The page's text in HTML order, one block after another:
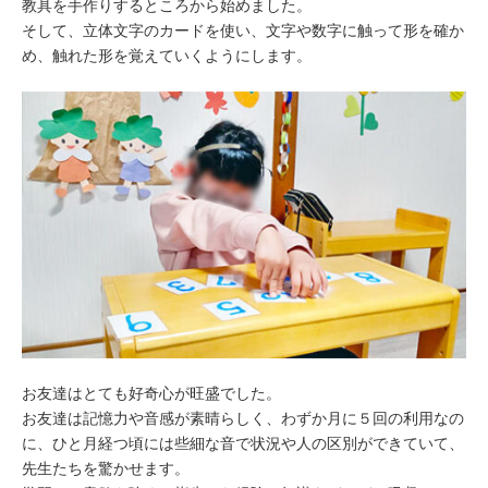
教具を手作りするところから始めました。
そして、立体文字のカードを使い、文字や数字に触って形を確か
め、触れた形を覚えていくようにします。
お友達はとても好奇心が旺盛でした。
お友達は記憶力や音感が素晴らしく、わずか月に５回の利用なの
に、ひと月経つ頃には些細な音で状況や人の区別ができていて、
先生たちを驚かせます。